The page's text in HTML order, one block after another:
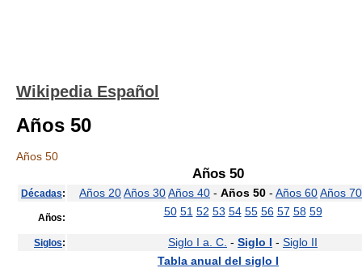
Wikipedia Español
Años 50
Años 50
Años 50
Décadas: Años 20Años 30Años 40 - Años 50 - Años 60Años 70
Años: 50 51 52 53 54 55 56 57 58 59
Siglos: Siglo I a. C. - Siglo I - Siglo II
Tabla anual del siglo I